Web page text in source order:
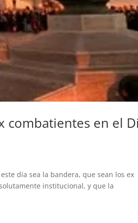
combatientes en el
día sea la bandera, que sean los ex
institucional, y que la